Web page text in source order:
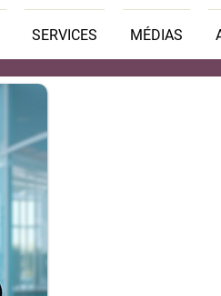
SERVICES MÉDIAS